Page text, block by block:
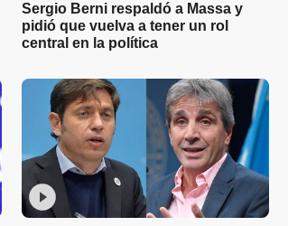
Sergio Berni respaldó a Massa y
pidió que vuelva a tener un rol
central en la política